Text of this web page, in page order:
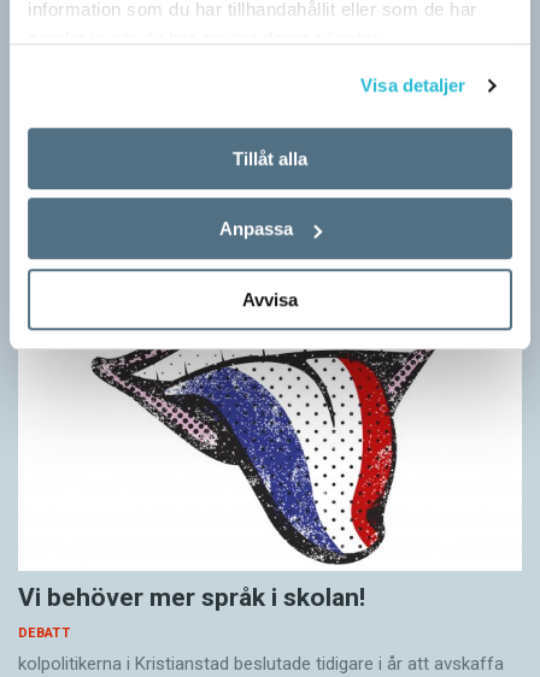
information som du har tillhandahållit eller som de har
Visa detaljer
Tillåt alla
Anpassa
Avvisa
Rätten till språk är allas ansvar
DEBATT
Språk engagerar många och angår alla. I år är det valår och då
väcks språkpolitiska debatter till liv igen. Nyligen har ett par
Vi behöver mer språk i skolan!
DEBATT
kolpolitikerna i Kristianstad beslutade tidigare i år att avskaffa